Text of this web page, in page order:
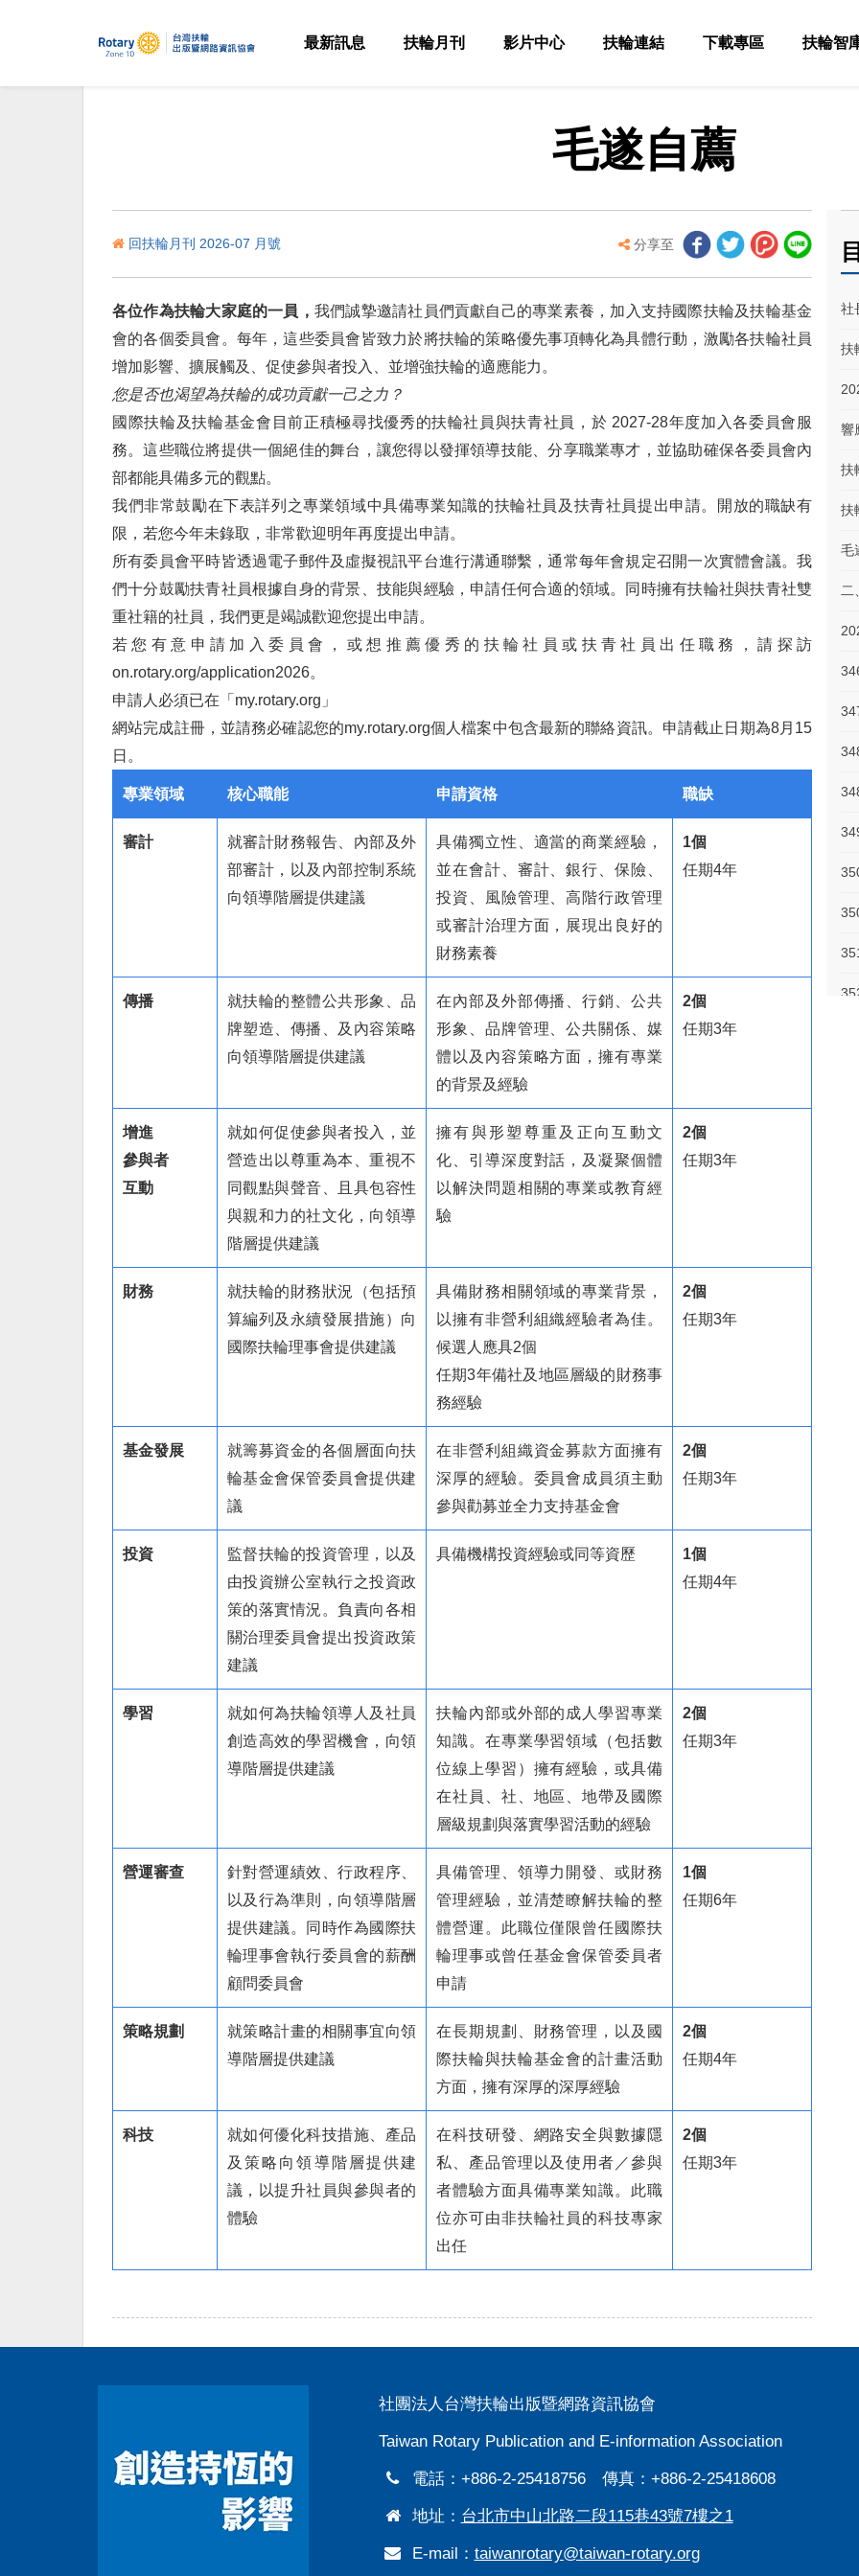
最新訊息 扶輪月刊 影片中心 扶輪連結 下載專區 扶輪智
毛遂自薦
社
扶
響
扶
扶
毛
二
回扶輪月刊 2026-07 月號 分享至
各位作為扶輪大家庭的一員， 我們誠摯邀請社員們貢獻自己的專業素養，加入支持國際扶輪及扶輪基金
會的各個委員會。每年，這些委員會皆致力於將扶輪的策略優先事項轉化為具體行動，激勵各扶輪社員
增加影響、擴展觸及、促使參與者投入、並增強扶輪的適應能力。
您是否也渴望為扶輪的成功貢獻一己之力？
國際扶輪及扶輪基金會目前正積極尋找優秀的扶輪社員與扶青社員，於 2027-28年度加入各委員會服
務。這些職位將提供一個絕佳的舞台，讓您得以發揮領導技能、分享職業專才，並協助確保各委員會內
部都能具備多元的觀點。
我們非常鼓勵在下表詳列之專業領域中具備專業知識的扶輪社員及扶青社員提出申請。開放的職缺有
限，若您今年未錄取，非常歡迎明年再度提出申請。
所有委員會平時皆透過電子郵件及虛擬視訊平台進行溝通聯繫，通常每年會規定召開一次實體會議。我
們十分鼓勵扶青社員根據自身的背景、技能與經驗，申請任何合適的領域。同時擁有扶輪社與扶青社雙
重社籍的社員，我們更是竭誠歡迎您提出申請。
若您有意申請加入委員會，或想推薦優秀的扶輪社員或扶青社員出任職務，請探訪
on.rotary.org/application2026。
申請人必須已在「my.rotary.org」
網站完成註冊，並請務必確認您的my.rotary.org個人檔案中包含最新的聯絡資訊。申請截止日期為8月15
日。
專業領域 核心職能 申請資格 職缺
審計
就審計財務報告、內部及外
部審計，以及內部控制系統
向領導階層提供建議
具備獨立性、適當的商業經驗，
並在會計、審計、銀行、保險、
投資、風險管理、高階行政管理
或審計治理方面，展現出良好的
財務素養
1個
任期4年
傳播
就扶輪的整體公共形象、品
牌塑造、傳播、及內容策略
向領導階層提供建議
在內部及外部傳播、行銷、公共
形象、品牌管理、公共關係、媒
體以及內容策略方面，擁有專業
的背景及經驗
2個
任期3年
增進
參與者
互動
就如何促使參與者投入，並
營造出以尊重為本、重視不
同觀點與聲音、且具包容性
與親和力的社文化，向領導
階層提供建議
擁有與形塑尊重及正向互動文
化、引導深度對話，及凝聚個體
以解決問題相關的專業或教育經
驗
2個
任期3年
財務
就扶輪的財務狀況（包括預
算編列及永續發展措施）向
國際扶輪理事會提供建議
具備財務相關領域的專業背景，
以擁有非營利組織經驗者為佳。
候選人應具2個
任期3年備社及地區層級的財務事
務經驗
2個
任期3年
基金發展
就籌募資金的各個層面向扶
輪基金會保管委員會提供建
議
在非營利組織資金募款方面擁有
深厚的經驗。委員會成員須主動
參與勸募並全力支持基金會
2個
任期3年
投資
監督扶輪的投資管理，以及
由投資辦公室執行之投資政
策的落實情況。負責向各相
關治理委員會提出投資政策
建議
具備機構投資經驗或同等資歷
1個
任期4年
學習
就如何為扶輪領導人及社員
創造高效的學習機會，向領
導階層提供建議
扶輪內部或外部的成人學習專業
知識。在專業學習領域（包括數
位線上學習）擁有經驗，或具備
在社員、社、地區、地帶及國際
層級規劃與落實學習活動的經驗
2個
任期3年
營運審查
針對營運績效、行政程序、
以及行為準則，向領導階層
提供建議。同時作為國際扶
輪理事會執行委員會的薪酬
顧問委員會
具備管理、領導力開發、或財務
管理經驗，並清楚瞭解扶輪的整
體營運。此職位僅限曾任國際扶
輪理事或曾任基金會保管委員者
申請
1個
任期6年
策略規劃
就策略計畫的相關事宜向領
導階層提供建議
在長期規劃、財務管理，以及國
際扶輪與扶輪基金會的計畫活動
方面，擁有深厚的深厚經驗
2個
任期4年
科技
就如何優化科技措施、產品
及策略向領導階層提供建
議，以提升社員與參與者的
體驗
在科技研發、網路安全與數據隱
私、產品管理以及使用者／參與
者體驗方面具備專業知識。此職
位亦可由非扶輪社員的科技專家
出任
2個
任期3年
社團法人台灣扶輪出版暨網路資訊協會
Taiwan Rotary Publication and E-information Association
電話：+886-2-25418756 傳真：+886-2-25418608
地址： 台北市中山北路二段115巷43號7樓之1
E-mail： taiwanrotary@taiwan-rotary.org